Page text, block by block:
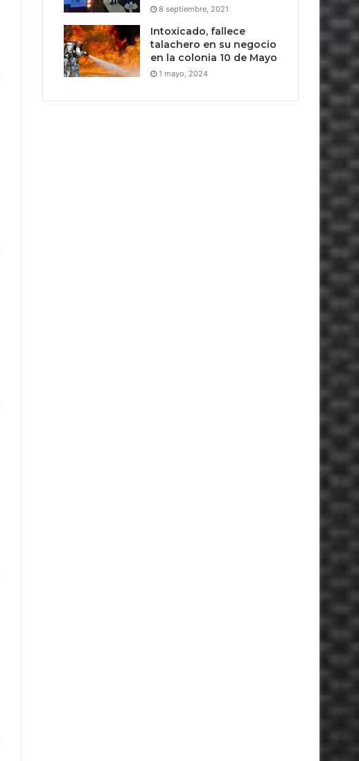
8 septiembre, 2021
Intoxicado, fallece
talachero en su negocio
en la colonia 10 de Mayo
1 mayo, 2024